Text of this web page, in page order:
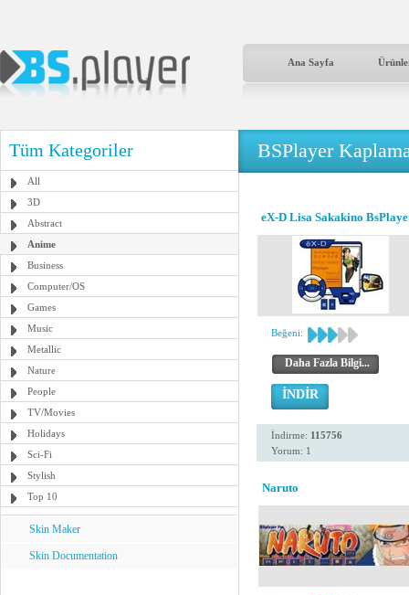
Ana Sayfa
Tüm Kategoriler
All
3D
Abstract
Anime
Business
Computer/OS
Games
Music
Metallic
Nature
People
TV/Movies
Holidays
Sci-Fi
Stylish
Top 10
Skin Maker
Skin Documentation
BSPlayer
eX-D Lisa Sakakino
Beğeni:
Daha Fazla Bilgi...
İNDİR
İndirme: 115756
Yorum: 1
Naruto